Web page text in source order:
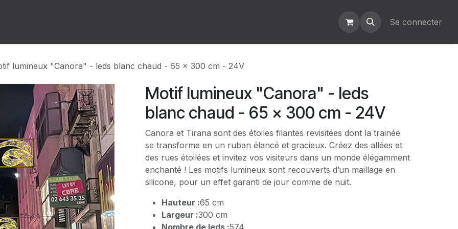
Se connecter
lumineux "Canora" - leds blanc chaud - 65 x 300 cm - 24V
Motif lumineux "Canora" - leds
blanc chaud - 65 x 300 cm - 24V
Canora et Tirana sont des étoiles filantes revisitées dont la trainée
se transforme en un ruban élancé et gracieux. Créez des allées et
des rues étoilées et invitez vos visiteurs dans un monde élégamment
enchanté ! Les motifs lumineux sont recouverts d’un maillage en
silicone, pour un effet garanti de jour comme de nuit.
Hauteur :65 cm
Largeur :300 cm
Nombre de leds :574